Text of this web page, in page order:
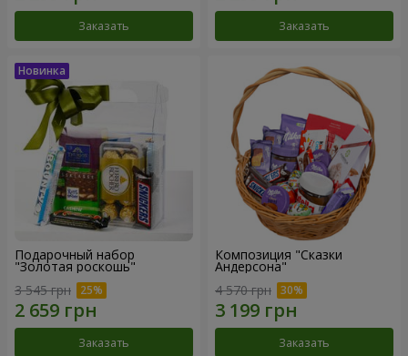
Заказать Заказать
Подарочный набор
"Золотая роскошь"
3 545 грн
Заказать
Композиция "Сказки
Андерсона"
4 570 грн
Заказать